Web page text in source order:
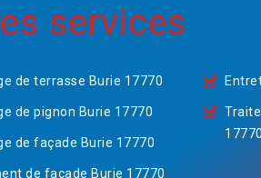
services
de terrasse Burie 17770
de pignon Burie 17770
de façade Burie 17770
de façade Burie 17770